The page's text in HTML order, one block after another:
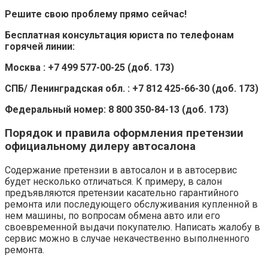
Решите свою проблему прямо сейчас!
Бесплатная консультация юриста по телефонам
горячей линии:
Москва : +7 499 577-00-25 (доб. 173)
СПБ/ Ленинградская обл. : +7 812 425-66-30 (доб. 173)
Федеральный номер: 8 800 350-84-13 (доб. 173)
Порядок и правила оформления претензии
официальному дилеру автосалона
Содержание претензии в автосалон и в автосервис
будет несколько отличаться. К примеру, в салон
предъявляются претензии касательно гарантийного
ремонта или последующего обслуживания купленной в
нем машины, по вопросам обмена авто или его
своевременной выдачи покупателю. Написать жалобу в
сервис можно в случае некачественно выполненного
ремонта.